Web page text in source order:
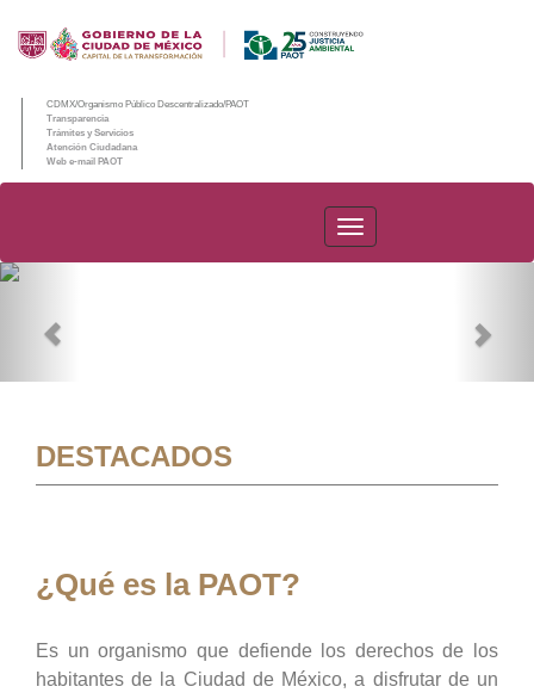
CDMX/Organismo Público Descentralizado/PAOT
Transparencia
Trámites y Servicios
Atención Ciudadana
Web e-mail PAOT
PAOT
DESTACADOS
¿Qué es la PAOT?
Es un organismo que defiende los derechos de los
habitantes de la Ciudad de México, a disfrutar de un